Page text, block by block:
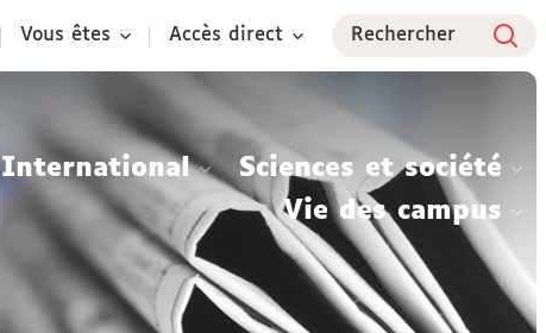
Vous êtes Accès direct Rechercher
International
Sciences et société
Vie des campus